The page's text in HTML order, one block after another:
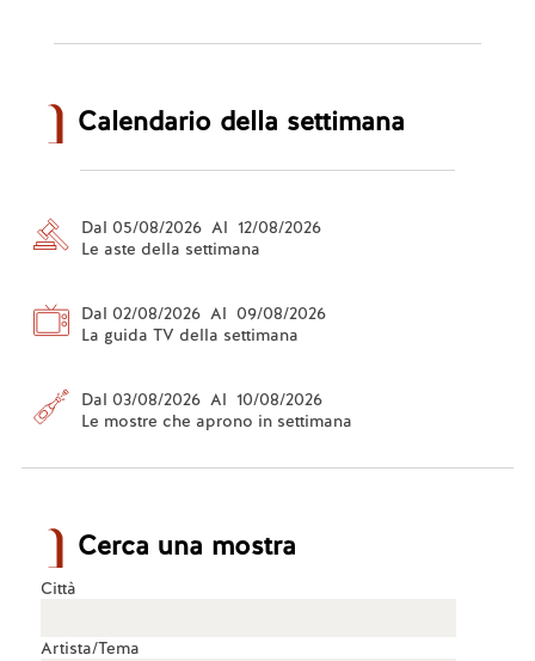
Calendario della settimana
Dal 05/08/2026 Al 12/08/2026
Le aste della settimana
Dal 02/08/2026 Al 09/08/2026
La guida TV della settimana
Dal 03/08/2026 Al 10/08/2026
Le mostre che aprono in settimana
Cerca una mostra
Città
Artista/Tema